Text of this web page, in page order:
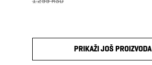
PRIKAŽI JOŠ PROIZVODA